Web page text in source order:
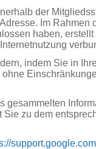
der
Im Rahmen
haben,
indem Sie in
zu dem